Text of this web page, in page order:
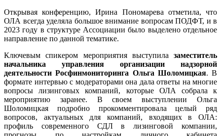
Открывая конференцию, Ирина Пономарева отметила, что
ОЛА всегда уделяла большое внимание вопросам ПОДФТ, и в
2023 году в структуре Ассоциации было выделено отдельное
направление по данной тематике.
Ключевым спикером мероприятия выступила заместитель
начальника управления организации надзорной
деятельности Росфинмониторинга Ольга Шоломицкая. В
формате интервью с модераторами она дала ответы на многие
вопросы лизинговых компаний, которые ОЛА собрала к
мероприятию заранее. В своем выступлении Ольга
Шоломицкая подробно прокомментировала целый ряд
вопросов, актуальных для компаний, входящих в ОЛА:
профиль современного СДЛ в лизинговой компании,